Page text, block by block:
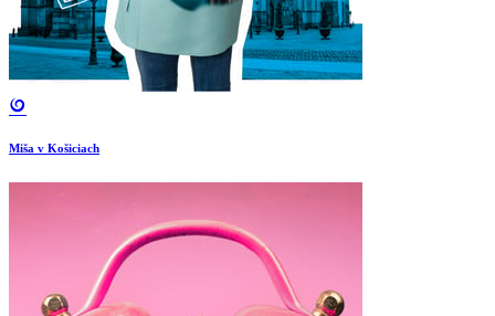
Miša v Košiciach